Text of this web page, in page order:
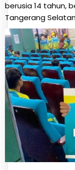
berusia 14 tahun,
Tangerang